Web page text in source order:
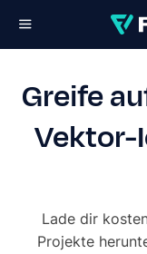
Greife
Vektor-
Lade dir
Projekte